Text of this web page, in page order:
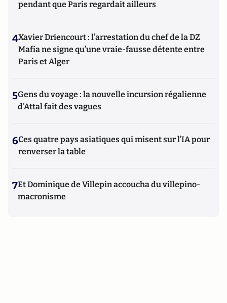
pendant que Paris regardait ailleurs
4Xavier Driencourt : l’arrestation du chef de la DZ
Mafia ne signe qu’une vraie-fausse détente entre
Paris et Alger
5Gens du voyage : la nouvelle incursion régalienne
d'Attal fait des vagues
6Ces quatre pays asiatiques qui misent sur l’IA pour
renverser la table
7Et Dominique de Villepin accoucha du villepino-
macronisme